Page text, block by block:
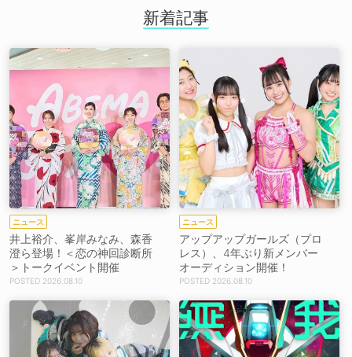
新着記事
ニュース
井上裕介、峯岸みなみ、森香
澄ら登場！＜恋の神回診断所
＞トークイベント開催
2026.08.10
ニュース
アップアップガールズ（プロ
レス）、4年ぶり新メンバー
オーディション開催！
2026.08.10